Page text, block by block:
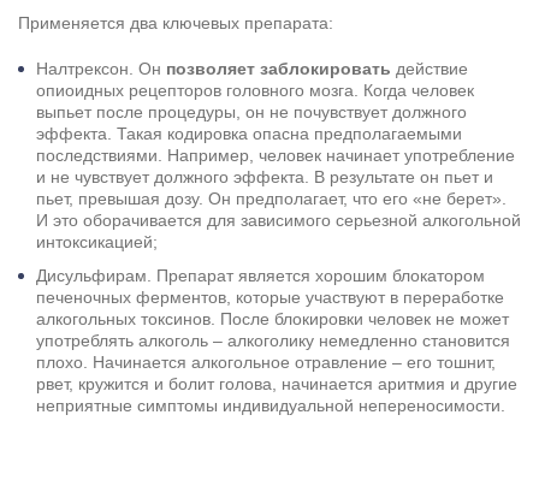
Применяется два ключевых препарата:
Налтрексон. Он позволяет заблокировать действие
опиоидных рецепторов головного мозга. Когда человек
выпьет после процедуры, он не почувствует должного
эффекта. Такая кодировка опасна предполагаемыми
последствиями. Например, человек начинает употребление
и не чувствует должного эффекта. В результате он пьет и
пьет, превышая дозу. Он предполагает, что его «не берет».
И это оборачивается для зависимого серьезной алкогольной
интоксикацией;
Дисульфирам. Препарат является хорошим блокатором
печеночных ферментов, которые участвуют в переработке
алкогольных токсинов. После блокировки человек не может
употреблять алкоголь – алкоголику немедленно становится
плохо. Начинается алкогольное отравление – его тошнит,
рвет, кружится и болит голова, начинается аритмия и другие
неприятные симптомы индивидуальной непереносимости.
Нажимая кнопку я соглашаюсь сполитикой конфиденциальности
ипользовательским соглашением
Вызвать специалиста
Результаты поиска (0)
Нажимая кнопку я соглашаюсь с
политикой конфиденциальности
пользовательским соглашением
Отправить